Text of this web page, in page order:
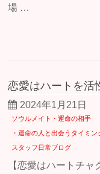
場 …
恋愛はハートを活
2024年1月21日
ソウルメイト・運命の相手
・運命の人と出会うタイミン
スタッフ日常ブログ
【恋愛はハートチ